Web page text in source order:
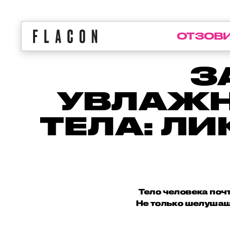
ТЕЛА:
Тело человека
Не только